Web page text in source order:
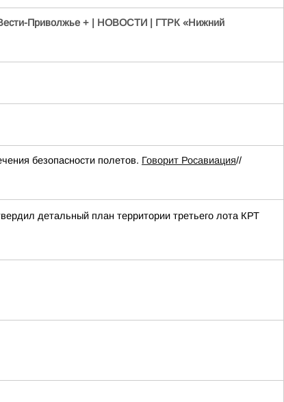
Приволжье + | НОВОСТИ | ГТРК «Нижний
безопасности полетов. Говорит Росавиация//
детальный план территории третьего лота КРТ